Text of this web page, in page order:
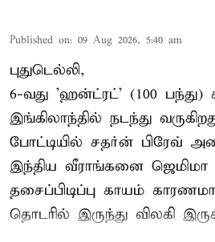
Published on: 09 Aug 2026, 5:40 am
புதுடெல்லி,
6-வது 'ஹன்ட்ரட்' (100 பந்து)
இங்கிலாந்தில் நடந்து
போட்டியில் சதர்ன் பிரேவ்
இந்திய வீராங்கனை
தசைப்பிடிப்பு காயம்
தொடரில் இருந்து விலகி